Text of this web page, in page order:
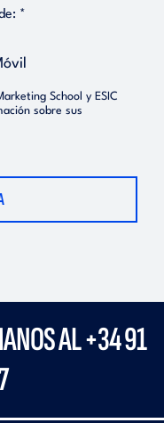
*
School y ESIC
sobre sus
AL +34 91